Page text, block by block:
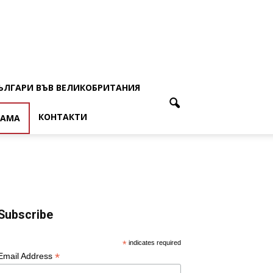
ВЪВ ВЕЛИКОБРИТАНИЯ
КОНТАКТИ
* indicates required
Address *